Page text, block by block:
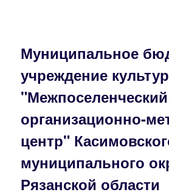
Муниципальное
учреждение
"Межпоселенческий
организационно-
центр"
муниципального
Рязанской области